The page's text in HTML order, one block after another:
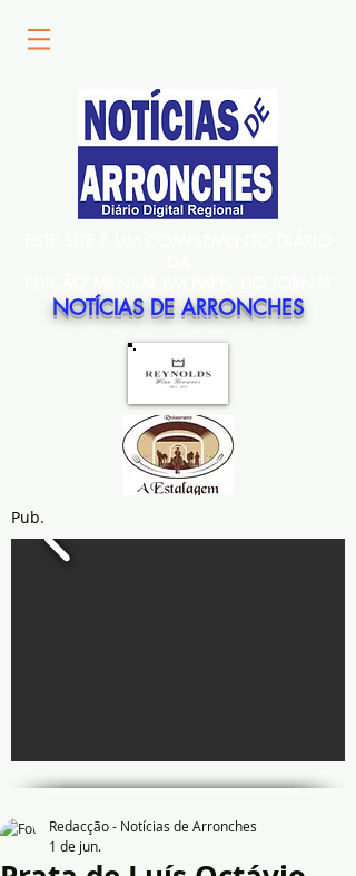
NOTÍCIAS DE ARRONCHES
Pub.
Redacção - Notícias de Arronches
1 de jun.